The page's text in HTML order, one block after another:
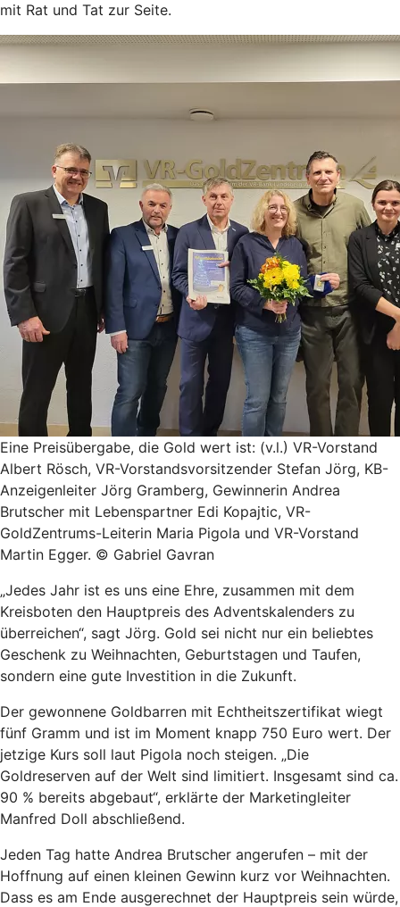
mit Rat und Tat zur Seite.
Eine Preisübergabe, die Gold wert ist: (v.l.) VR-Vorstand
Albert Rösch, VR-Vorstandsvorsitzender Stefan Jörg, KB-
Anzeigenleiter Jörg Gramberg, Gewinnerin Andrea
Brutscher mit Lebenspartner Edi Kopajtic, VR-
GoldZentrums-Leiterin Maria Pigola und VR-Vorstand
Martin Egger. © Gabriel Gavran
„Jedes Jahr ist es uns eine Ehre, zusammen mit dem
Kreisboten den Hauptpreis des Adventskalenders zu
überreichen“, sagt Jörg. Gold sei nicht nur ein beliebtes
Geschenk zu Weihnachten, Geburtstagen und Taufen,
sondern eine gute Investition in die Zukunft.
Der gewonnene Goldbarren mit Echtheitszertifikat wiegt
fünf Gramm und ist im Moment knapp 750 Euro wert. Der
jetzige Kurs soll laut Pigola noch steigen. „Die
Goldreserven auf der Welt sind limitiert. Insgesamt sind ca.
90 % bereits abgebaut“, erklärte der Marketingleiter
Manfred Doll abschließend.
Jeden Tag hatte Andrea Brutscher angerufen – mit der
Hoffnung auf einen kleinen Gewinn kurz vor Weihnachten.
Dass es am Ende ausgerechnet der Hauptpreis sein würde,